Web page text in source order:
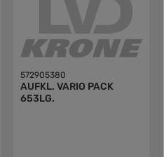
572905380
AUFKL. VARIO PACK
653LG.